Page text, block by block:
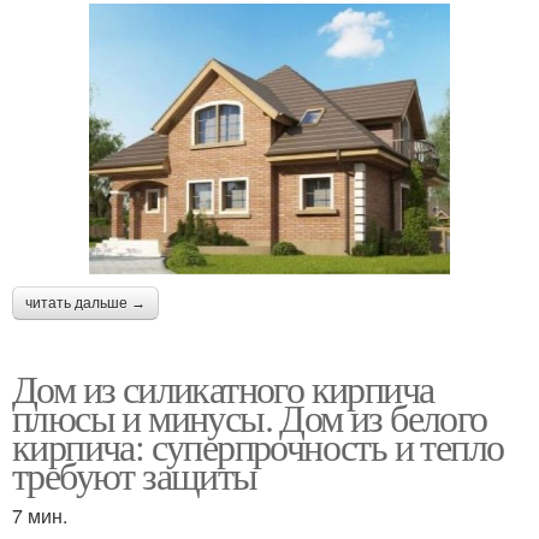
читать дальше →
Дом из силикатного кирпича
плюсы и минусы. Дом из белого
кирпича: суперпрочность и тепло
требуют защиты
7 мин.